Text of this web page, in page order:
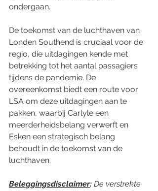
ondergaan.
De toekomst van de luchthaven van
Londen Southend is cruciaal voor de
regio, die uitdagingen kende met
betrekking tot het aantal passagiers
tijdens de pandemie. De
overeenkomst biedt een route voor
LSA om deze uitdagingen aan te
pakken, waarbij Carlyle een
meerderheidsbelang verwerft en
Esken een strategisch belang
behoudt in de toekomst van de
luchthaven.
Beleggingsdisclaimer: De verstrekte